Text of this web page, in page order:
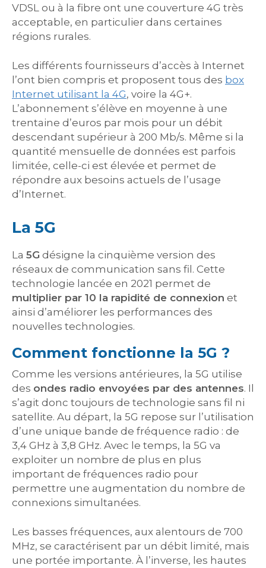
VDSL ou à la fibre ont une couverture 4G très
acceptable, en particulier dans certaines
régions rurales.
Les différents fournisseurs d’accès à Internet
l’ont bien compris et proposent tous des box
Internet utilisant la 4G, voire la 4G+.
L’abonnement s’élève en moyenne à une
trentaine d’euros par mois pour un débit
descendant supérieur à 200 Mb/s. Même si la
quantité mensuelle de données est parfois
limitée, celle-ci est élevée et permet de
répondre aux besoins actuels de l’usage
d’Internet.
La 5G
La 5G désigne la cinquième version des
réseaux de communication sans fil. Cette
technologie lancée en 2021 permet de
multiplier par 10 la rapidité de connexion et
ainsi d’améliorer les performances des
nouvelles technologies.
Comment fonctionne la 5G ?
Comme les versions antérieures, la 5G utilise
des ondes radio envoyées par des antennes. Il
s’agit donc toujours de technologie sans fil ni
satellite. Au départ, la 5G repose sur l’utilisation
d’une unique bande de fréquence radio : de
3,4 GHz à 3,8 GHz. Avec le temps, la 5G va
exploiter un nombre de plus en plus
important de fréquences radio pour
permettre une augmentation du nombre de
connexions simultanées.
Les basses fréquences, aux alentours de 700
MHz, se caractérisent par un débit limité, mais
une portée importante. À l’inverse, les hautes